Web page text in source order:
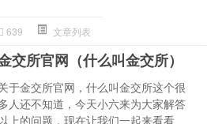
639 文章列表
交所官网（什么叫金交所）
于金交所官网，什么叫金交所这个很
人还不知道，今天小六来为大家解答
上的问题，现在让我们一起来看看